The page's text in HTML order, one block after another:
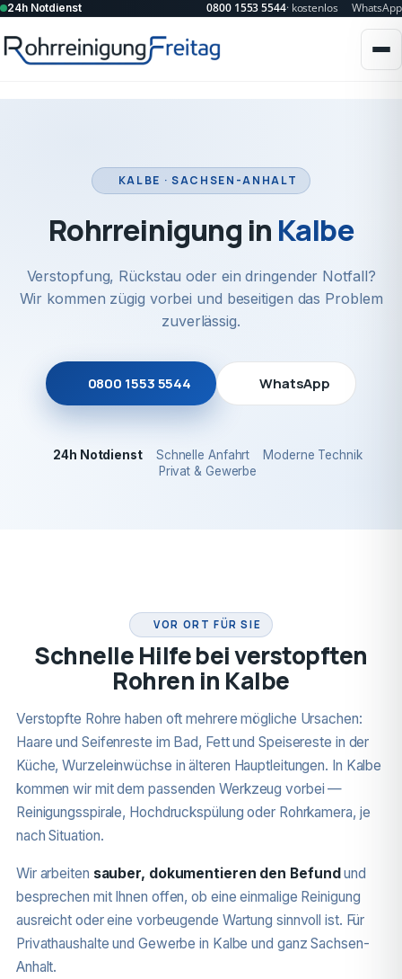
24h Notdienst 0800 1553 5544· kostenlos WhatsApp
KALBE · SACHSEN-ANHALT
Rohrreinigung in Kalbe
Verstopfung, Rückstau oder ein dringender Notfall?
Wir kommen zügig vorbei und beseitigen das Problem
zuverlässig.
0800 1553 5544 WhatsApp
24h Notdienst Schnelle Anfahrt
Moderne Technik
Privat & Gewerbe
VOR ORT FÜR SIE
Schnelle Hilfe bei verstopften
Rohren in Kalbe
Verstopfte Rohre haben oft mehrere mögliche Ursachen:
Haare und Seifenreste im Bad, Fett und Speisereste in der
Küche, Wurzeleinwüchse in älteren Hauptleitungen. In Kalbe
kommen wir mit dem passenden Werkzeug vorbei —
Reinigungsspirale, Hochdruckspülung oder Rohrkamera, je
nach Situation.
Wir arbeiten sauber, dokumentieren den Befundund
besprechen mit Ihnen offen, ob eine einmalige Reinigung
ausreicht oder eine vorbeugende Wartung sinnvoll ist. Für
Privathaushalte und Gewerbe in Kalbe und ganz Sachsen-
Anhalt.